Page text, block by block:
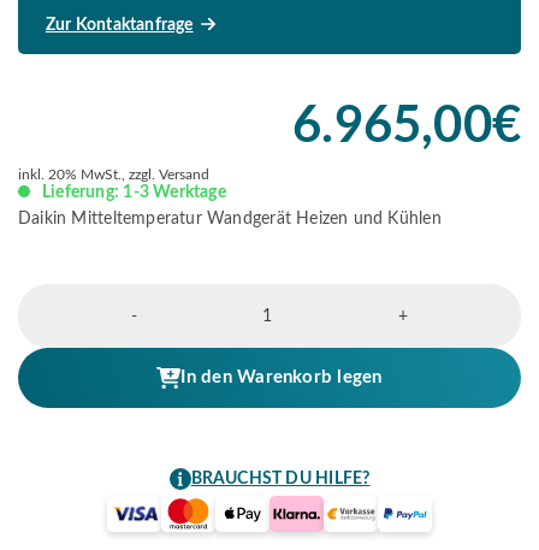
Zur Kontaktanfrage
6.965,00€
Lieferung: 1-3 Werktage
inkl. 20% MwSt., zzgl. Versand
Daikin Mitteltemperatur Wandgerät Heizen und Kühlen
-
3
R
MT
Kühlen
Menge
+
In den Warenkorb legen
BRAUCHST DU HILFE?